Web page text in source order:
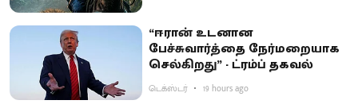
“ஈரான் உடனான
பேச்சுவார்த்தை நேர்மறையாக
செல்கிறது” - ட்ரம்ப் தகவல்
டெக்ஸ்டர் 19 hours ago